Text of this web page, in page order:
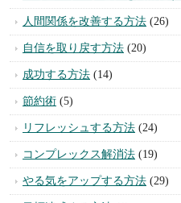
カテゴリー
スピリチュアル(105)
不安を取り除く方法(22)
悪運を断ち切る方法(10)
潜在意識活用法(3)
恋愛の悩みを解決する方法(75)
異性にモテる方法(32)
幸せを引き寄せる方法(43)